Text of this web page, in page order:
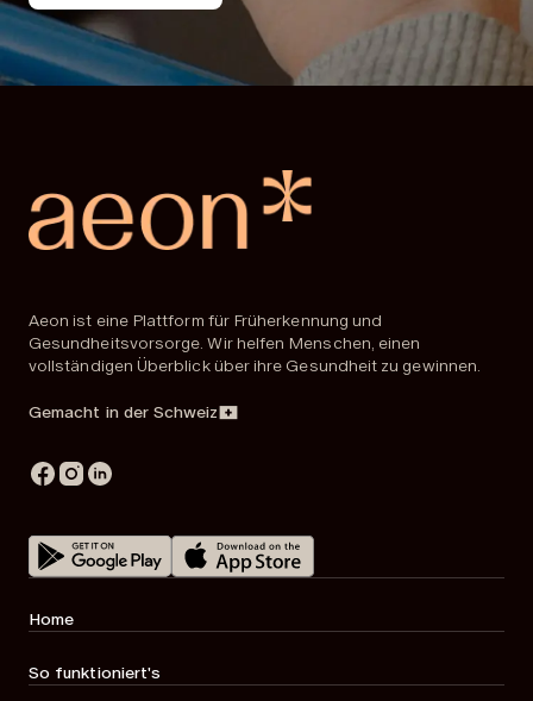
Aeon ist eine Plattform für Früherkennung und
Gesundheitsvorsorge. Wir helfen Menschen, einen
vollständigen Überblick über ihre Gesundheit zu gewinnen.
Gemacht in der Schweiz
Home
So funktioniert's